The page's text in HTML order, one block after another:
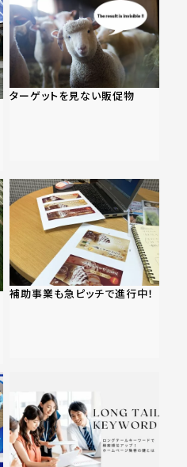
ターゲットを見ない販促物
補助事業も急ピッチで進行中！